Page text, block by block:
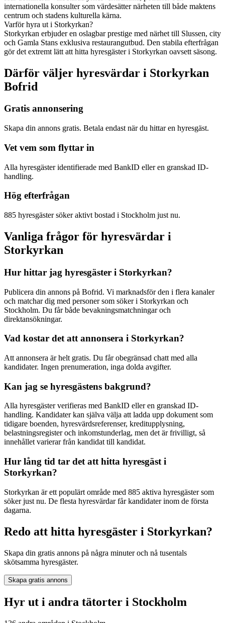
internationella konsulter som värdesätter närheten till både maktens
centrum och stadens kulturella kärna.
Varför hyra ut i Storkyrkan?
Storkyrkan erbjuder en oslagbar prestige med närhet till Slussen, city
och Gamla Stans exklusiva restaurangutbud. Den stabila efterfrågan
gör det extremt lätt att hitta hyresgäster i Storkyrkan oavsett säsong.
Därför väljer hyresvärdar i Storkyrkan
Bofrid
Gratis annonsering
Skapa din annons gratis. Betala endast när du hittar en hyresgäst.
Vet vem som flyttar in
Alla hyresgäster identifierade med BankID eller en granskad ID-
handling.
Hög efterfrågan
885 hyresgäster söker aktivt bostad i Stockholm just nu.
Vanliga frågor för hyresvärdar i
Storkyrkan
Hur hittar jag hyresgäster i Storkyrkan?
Publicera din annons på Bofrid. Vi marknadsför den i flera kanaler
och matchar dig med personer som söker i Storkyrkan och
Stockholm. Du får både bevakningsmatchningar och
direktansökningar.
Vad kostar det att annonsera i Storkyrkan?
Att annonsera är helt gratis. Du får obegränsad chatt med alla
kandidater. Ingen prenumeration, inga dolda avgifter.
Kan jag se hyresgästens bakgrund?
Alla hyresgäster verifieras med BankID eller en granskad ID-
handling. Kandidater kan själva välja att ladda upp dokument som
tidigare boenden, hyresvärdsreferenser, kreditupplysning,
belastningsregister och inkomstunderlag, men det är frivilligt, så
innehållet varierar från kandidat till kandidat.
Hur lång tid tar det att hitta hyresgäst i
Storkyrkan?
Storkyrkan är ett populärt område med 885 aktiva hyresgäster som
söker just nu. De flesta hyresvärdar får kandidater inom de första
dagarna.
Redo att hitta hyresgäster i Storkyrkan?
Skapa din gratis annons på några minuter och nå tusentals
skötsamma hyresgäster.
Skapa gratis annons
Hyr ut i andra tätorter i Stockholm